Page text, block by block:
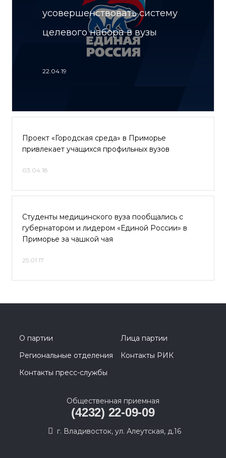
усовершенствовать систему
целевого набора в вузы
22.04.19
Проект «Городская среда» в Приморье
привлекает учащихся профильных вузов
03.04.18
Студенты медицинского вуза пообщались с
губернатором и лидером «Единой России» в
Приморье за чашкой чая
25.01.17
О партии
Лица партии
Региональные отделения
Контакты РИК
Контакты пресс-службы
Общественная приемная
(4232) 22-09-09
г. Владивосток, ул. Алеутская, д.16